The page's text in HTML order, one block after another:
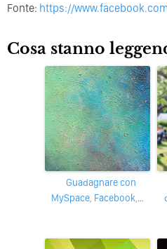
Fonte: https://
Cosa stanno
Guadagnare con
MySpace, Facebook,…